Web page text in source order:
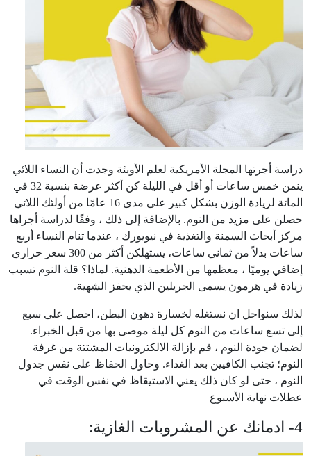
دراسة أجرتها المجلة الأمريكية لعلم الأوبئة وجدت أن النساء اللائي
ينمن خمس ساعات أو أقل في الليلة كن أكثر عرضة بنسبة 32 في
المائة لزيادة الوزن بشكل كبير على مدى 16 عامًا من أولئك اللائي
حصلن على مزيد من النوم. بالإضافة إلى ذلك ، وفقًا لدراسة أجراها
مركز أبحاث السمنة والتغذية في نيويورك ، عندما تنام النساء أربع
ساعات بدلاً من ثماني ساعات، يستهلكن أكثر من 300 سعر حراري
إضافي يوميًا ، معظمها من الأطعمة الدهنية. لماذا؟ قلة النوم تسبب
زيادة في هرمون يسمى الجريلين الذي يحفز الشهية.
لذلك سنواحل ان نستغله لخسارة دهون البطن، احصل على سبع
إلى تسع ساعات من النوم كل ليلة موصى بها من قبل الخبراء.
لضمان جودة النوم ، قم بإزالة الالكترونيات المشتتة من غرفة
النوم؛ تجنب الكافيين بعد الغداء. وحاول الحفاظ على نفس جدول
النوم ، حتى لو كان ذلك يعني الاستيقاظ في نفس الوقت في
عطلات نهاية الأسبوع
4- ادمانك عن المشروبات الغازية: